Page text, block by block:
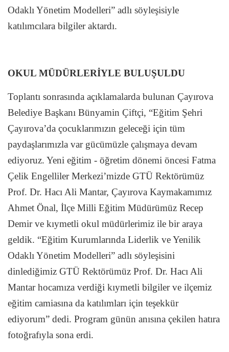
Odaklı Yönetim Modelleri” adlı söyleşisiyle
katılımcılara bilgiler aktardı.
OKUL MÜDÜRLERİYLE BULUŞULDU
Toplantı sonrasında açıklamalarda bulunan Çayırova
Belediye Başkanı Bünyamin Çiftçi, “Eğitim Şehri
Çayırova’da çocuklarımızın geleceği için tüm
paydaşlarımızla var gücümüzle çalışmaya devam
ediyoruz. Yeni eğitim - öğretim dönemi öncesi Fatma
Çelik Engelliler Merkezi’mizde GTÜ Rektörümüz
Prof. Dr. Hacı Ali Mantar, Çayırova Kaymakamımız
Ahmet Önal, İlçe Milli Eğitim Müdürümüz Recep
Demir ve kıymetli okul müdürlerimiz ile bir araya
geldik. “Eğitim Kurumlarında Liderlik ve Yenilik
Odaklı Yönetim Modelleri” adlı söyleşisini
dinlediğimiz GTÜ Rektörümüz Prof. Dr. Hacı Ali
Mantar hocamıza verdiği kıymetli bilgiler ve ilçemiz
eğitim camiasına da katılımları için teşekkür
ediyorum” dedi. Program günün anısına çekilen hatıra
fotoğrafıyla sona erdi.